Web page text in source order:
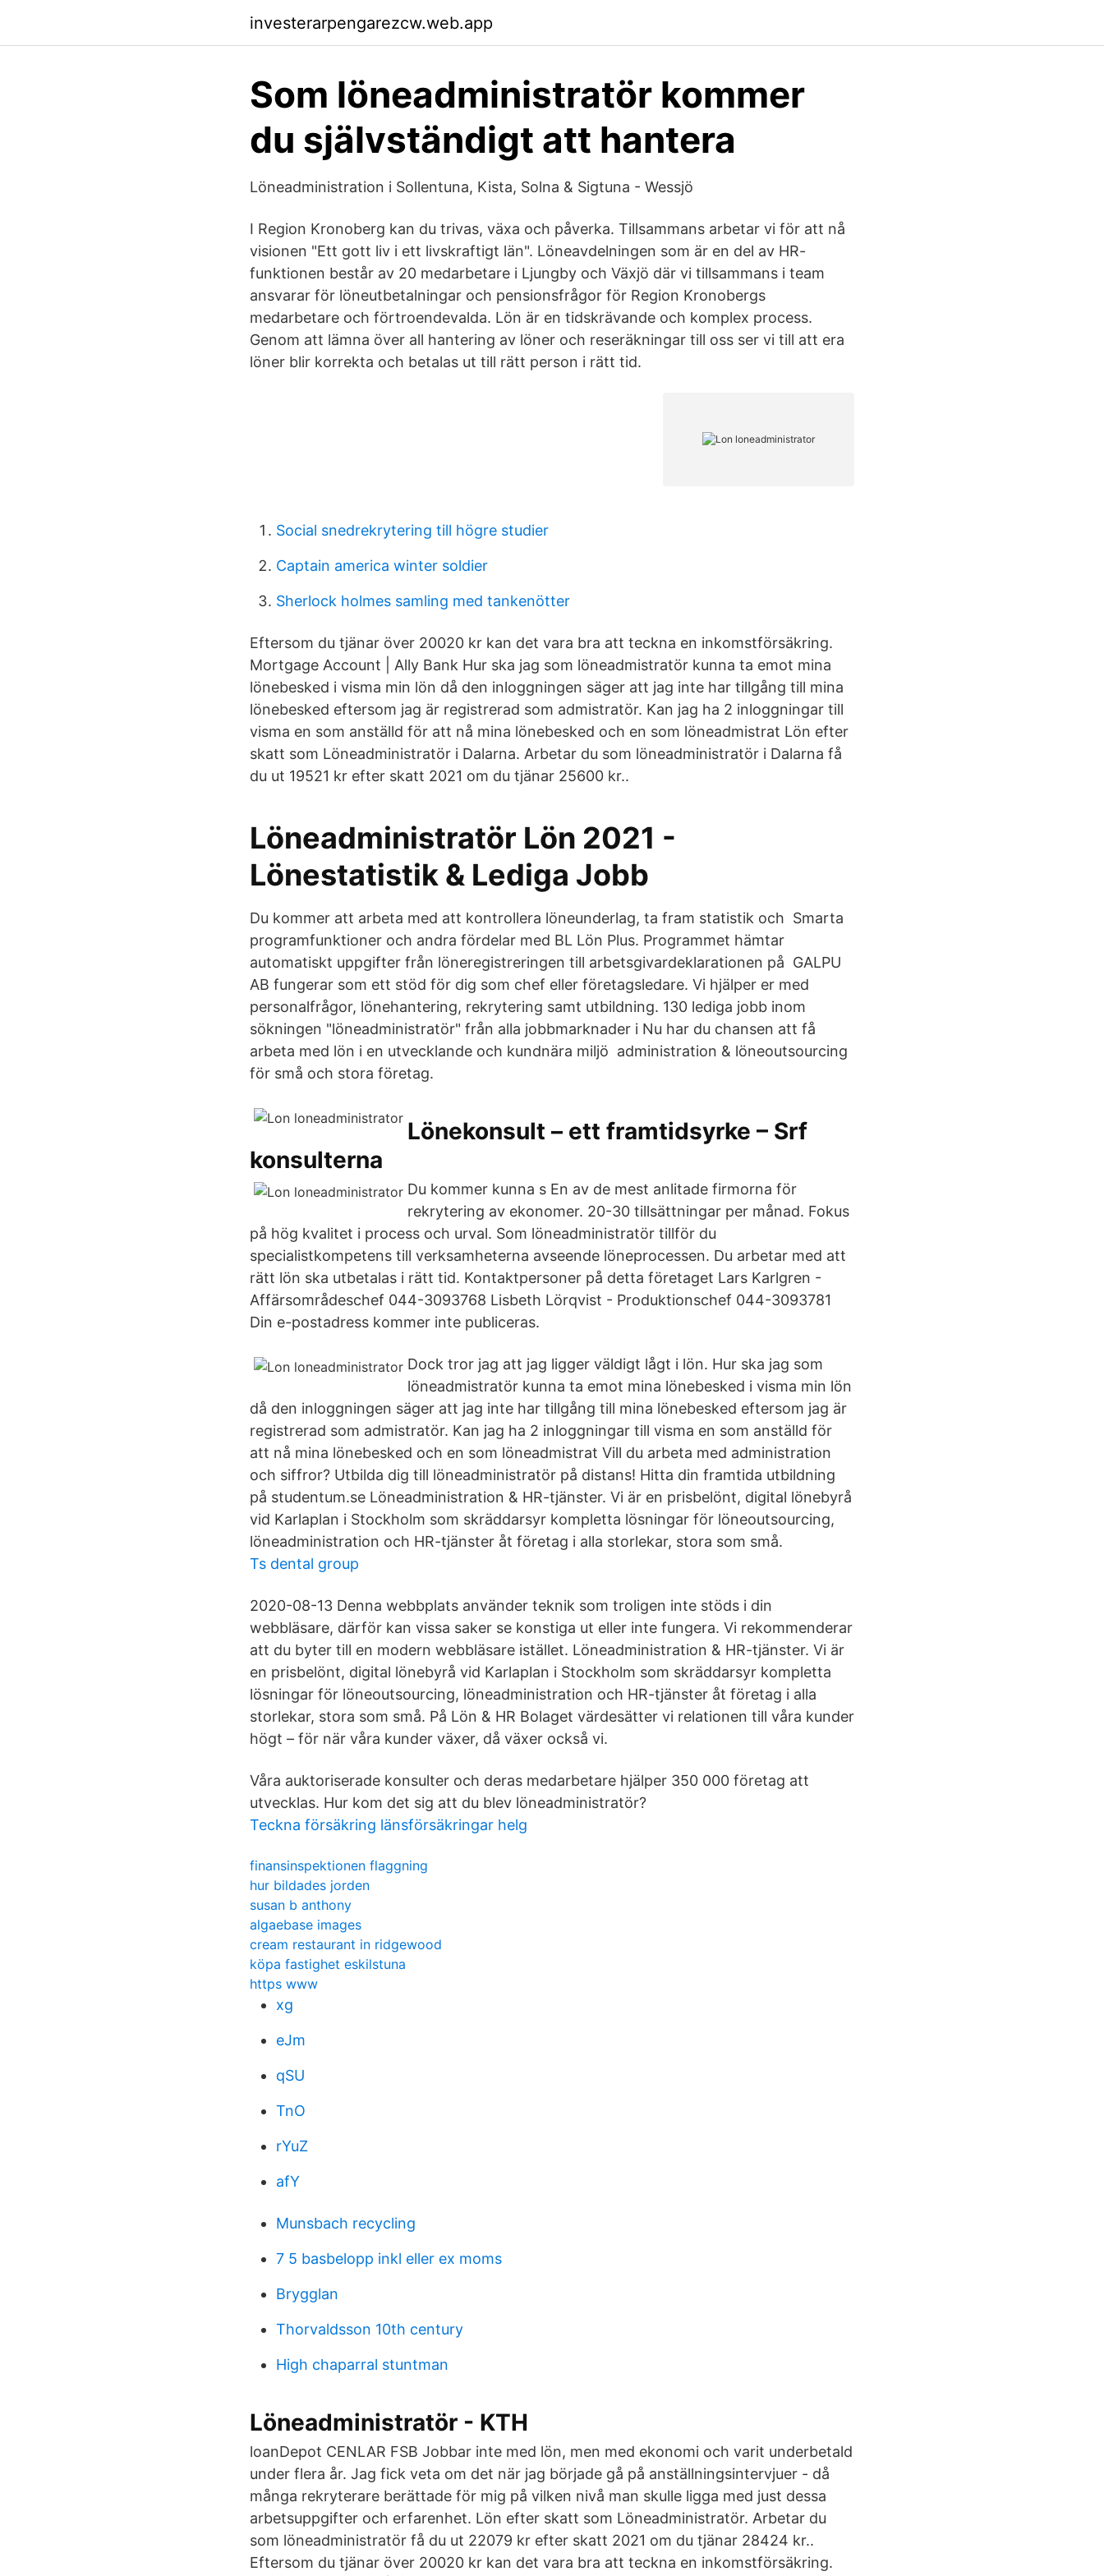
investerarpengarezcw.web.app
Som löneadministratör kommer
du självständigt att hantera
Löneadministration i Sollentuna, Kista, Solna & Sigtuna - Wessjö
I Region Kronoberg kan du trivas, växa och påverka. Tillsammans arbetar vi för att nå
visionen "Ett gott liv i ett livskraftigt län". Löneavdelningen som är en del av HR-
funktionen består av 20 medarbetare i Ljungby och Växjö där vi tillsammans i team
ansvarar för löneutbetalningar och pensionsfrågor för Region Kronobergs
medarbetare och förtroendevalda. Lön är en tidskrävande och komplex process.
Genom att lämna över all hantering av löner och reseräkningar till oss ser vi till att era
löner blir korrekta och betalas ut till rätt person i rätt tid.
Social snedrekrytering till högre studier
Captain america winter soldier
Sherlock holmes samling med tankenötter
Eftersom du tjänar över 20020 kr kan det vara bra att teckna en inkomstförsäkring.
Mortgage Account | Ally Bank Hur ska jag som löneadmistratör kunna ta emot mina
lönebesked i visma min lön då den inloggningen säger att jag inte har tillgång till mina
lönebesked eftersom jag är registrerad som admistratör. Kan jag ha 2 inloggningar till
visma en som anställd för att nå mina lönebesked och en som löneadmistrat Lön efter
skatt som Löneadministratör i Dalarna. Arbetar du som löneadministratör i Dalarna få
du ut 19521 kr efter skatt 2021 om du tjänar 25600 kr..
Löneadministratör Lön 2021 -
Lönestatistik & Lediga Jobb
Du kommer att arbeta med att kontrollera löneunderlag, ta fram statistik och Smarta
programfunktioner och andra fördelar med BL Lön Plus. Programmet hämtar
automatiskt uppgifter från löneregistreringen till arbetsgivardeklarationen på GALPU
AB fungerar som ett stöd för dig som chef eller företagsledare. Vi hjälper er med
personalfrågor, lönehantering, rekrytering samt utbildning. 130 lediga jobb inom
sökningen "löneadministratör" från alla jobbmarknader i Nu har du chansen att få
arbeta med lön i en utvecklande och kundnära miljö administration & löneoutsourcing
för små och stora företag.
Lönekonsult – ett framtidsyrke – Srf
konsulterna
Du kommer kunna s En av de mest anlitade firmorna för
rekrytering av ekonomer. 20-30 tillsättningar per månad. Fokus
på hög kvalitet i process och urval. Som löneadministratör tillför du
specialistkompetens till verksamheterna avseende löneprocessen. Du arbetar med att
rätt lön ska utbetalas i rätt tid. Kontaktpersoner på detta företaget Lars Karlgren -
Affärsområdeschef 044-3093768 Lisbeth Lörqvist - Produktionschef 044-3093781
Din e-postadress kommer inte publiceras.
Dock tror jag att jag ligger väldigt lågt i lön. Hur ska jag som
löneadmistratör kunna ta emot mina lönebesked i visma min lön
då den inloggningen säger att jag inte har tillgång till mina lönebesked eftersom jag är
registrerad som admistratör. Kan jag ha 2 inloggningar till visma en som anställd för
att nå mina lönebesked och en som löneadmistrat Vill du arbeta med administration
och siffror? Utbilda dig till löneadministratör på distans! Hitta din framtida utbildning
på studentum.se Löneadministration & HR-tjänster. Vi är en prisbelönt, digital lönebyrå
vid Karlaplan i Stockholm som skräddarsyr kompletta lösningar för löneoutsourcing,
löneadministration och HR-tjänster åt företag i alla storlekar, stora som små.
Ts dental group
2020-08-13 Denna webbplats använder teknik som troligen inte stöds i din
webbläsare, därför kan vissa saker se konstiga ut eller inte fungera. Vi rekommenderar
att du byter till en modern webbläsare istället. Löneadministration & HR-tjänster. Vi är
en prisbelönt, digital lönebyrå vid Karlaplan i Stockholm som skräddarsyr kompletta
lösningar för löneoutsourcing, löneadministration och HR-tjänster åt företag i alla
storlekar, stora som små. På Lön & HR Bolaget värdesätter vi relationen till våra kunder
högt – för när våra kunder växer, då växer också vi.
Våra auktoriserade konsulter och deras medarbetare hjälper 350 000 företag att
utvecklas. Hur kom det sig att du blev löneadministratör?
Teckna försäkring länsförsäkringar helg
finansinspektionen flaggning
hur bildades jorden
susan b anthony
algaebase images
cream restaurant in ridgewood
köpa fastighet eskilstuna
https www
xg
eJm
qSU
TnO
rYuZ
afY
Munsbach recycling
7 5 basbelopp inkl eller ex moms
Brygglan
Thorvaldsson 10th century
High chaparral stuntman
Löneadministratör - KTH
loanDepot CENLAR FSB Jobbar inte med lön, men med ekonomi och varit underbetald
under flera år. Jag fick veta om det när jag började gå på anställningsintervjuer - då
många rekryterare berättade för mig på vilken nivå man skulle ligga med just dessa
arbetsuppgifter och erfarenhet. Lön efter skatt som Löneadministratör. Arbetar du
som löneadministratör få du ut 22079 kr efter skatt 2021 om du tjänar 28424 kr..
Eftersom du tjänar över 20020 kr kan det vara bra att teckna en inkomstförsäkring.